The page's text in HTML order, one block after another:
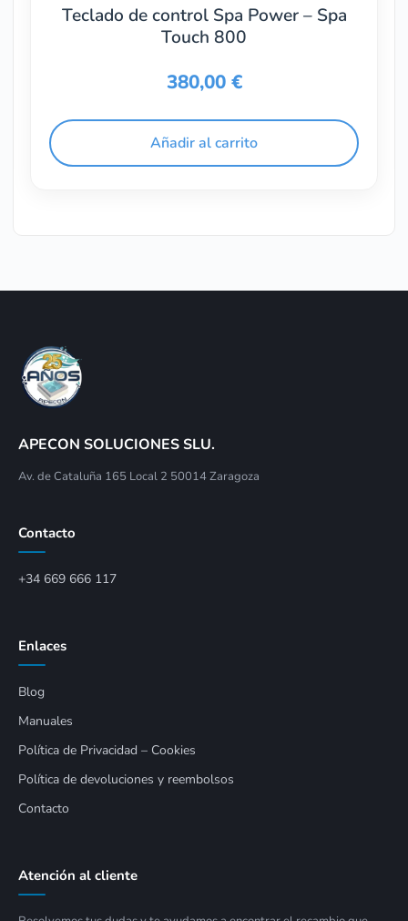
Teclado de control Spa Power – Spa
Touch 800
380,00 €
Añadir al carrito
APECON SOLUCIONES SLU.
Av. de Cataluña 165 Local 2 50014 Zaragoza
Contacto
+34 669 666 117
Enlaces
Blog
Manuales
Política de Privacidad – Cookies
Política de devoluciones y reembolsos
Contacto
Atención al cliente